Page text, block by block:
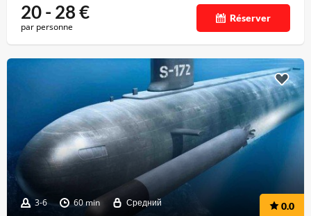
20 - 28€
par personne
Réserver
3-6 60 min Средний 0.0